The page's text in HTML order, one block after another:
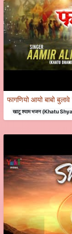
फागणियो आयो बाबो
खाटू श्याम भजन (Khatu